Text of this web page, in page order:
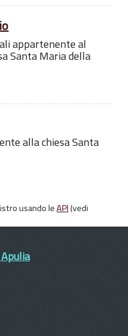
appartenente al
Santa Maria della
alla chiesa Santa
usando leAPI(vedi